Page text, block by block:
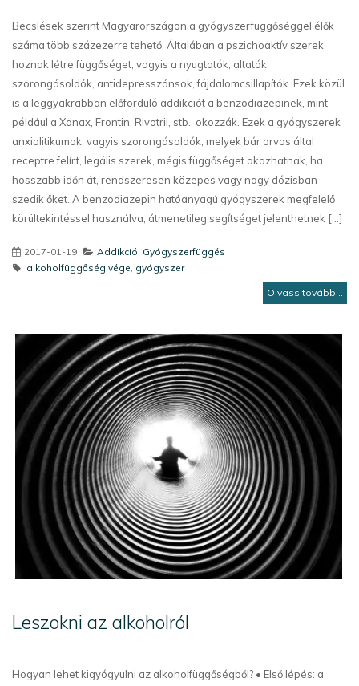
Becslések szerint Magyarországon a gyógyszerfüggőséggel élők
száma több százezerre tehető. Általában a pszichoaktív szerek
hoznak létre függőséget, vagyis a nyugtatók, altatók,
szorongásoldók, antidepresszánsok, fájdalomcsillapítók. Ezek közül
is a leggyakrabban előforduló addikciót a benzodiazepinek, mint
például a Xanax, Frontin, Rivotril, stb., okozzák. Ezek a gyógyszerek
anxiolitikumok, vagyis szorongásoldók, melyek bár orvos által
receptre felírt, legális szerek, mégis függőséget okozhatnak, ha
hosszabb időn át, rendszeresen közepes vagy nagy dózisban
szedik őket. A benzodiazepin hatóanyagú gyógyszerek megfelelő
körültekintéssel használva, átmenetileg segítséget jelenthetnek [...]
2017-01-19 Addikció Gyógyszerfüggés
alkoholfüggőség vége gyógyszer
Olvass tovább...
Leszokni az alkoholról
Hogyan lehet kigyógyulni az alkoholfüggőségből? • Első lépés: a